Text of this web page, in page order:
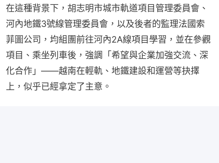
在這種背景下，胡志明市城市軌道項目管理委員會、
河內地鐵3號線管理委員會，以及後者的監理法國索
菲圖公司，均組團前往河內2A線項目學習，並在參觀
項目、乘坐列車後，強調「希望與企業加強交流、深
化合作」——越南在輕軌、地鐵建設和運營等抉擇
上，似乎已經拿定了主意。